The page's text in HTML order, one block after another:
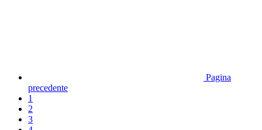
Pagina
precedente
1
2
3